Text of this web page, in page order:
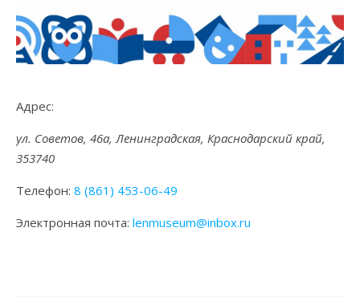
Адрес:
ул. Советов, 46а, Ленинградская, Краснодарский край,
353740
Телефон: 8 (861) 453-06-49
Электронная почта: lenmuseum@inbox.ru